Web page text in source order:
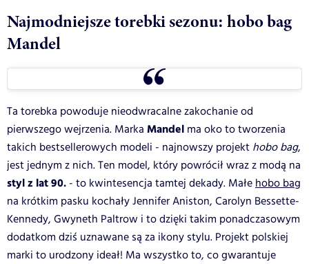
Najmodniejsze torebki sezonu: hobo bag
Mandel
Ta torebka powoduje nieodwracalne zakochanie od
pierwszego wejrzenia. Marka Mandel ma oko to tworzenia
takich bestsellerowych modeli - najnowszy projekt hobo bag,
jest jednym z nich. Ten model, który powrócił wraz z modą na
styl z lat 90. - to kwintesencja tamtej dekady. Małehobo bag
na krótkim pasku kochały Jennifer Aniston, Carolyn Bessette-
Kennedy, Gwyneth Paltrow i to dzięki takim ponadczasowym
dodatkom dziś uznawane są za ikony stylu. Projekt polskiej
marki to urodzony ideał! Ma wszystko to, co gwarantuje